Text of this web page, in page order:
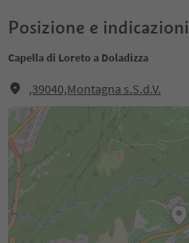
Posizione e indicazioni
Capella di Loreto a Doladizza
,39040,Montagna s.S.d.V.